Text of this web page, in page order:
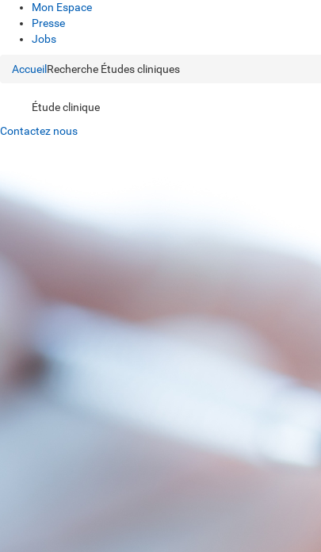
Mon Espace
Presse
Jobs
Accueil Recherche Études cliniques
Étude clinique
Contactez nous